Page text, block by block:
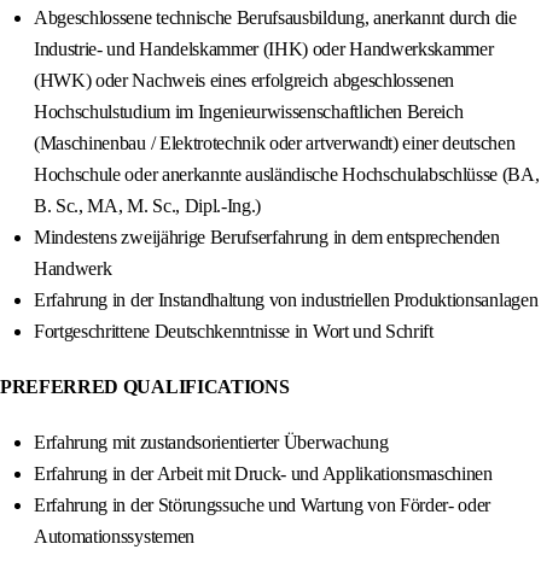
Abgeschlossene technische Berufsausbildung, anerkannt durch die
Industrie- und Handelskammer (IHK) oder Handwerkskammer
(HWK) oder Nachweis eines erfolgreich abgeschlossenen
Hochschulstudium im Ingenieurwissenschaftlichen Bereich
(Maschinenbau / Elektrotechnik oder artverwandt) einer deutschen
Hochschule oder anerkannte ausländische Hochschulabschlüsse (BA,
B. Sc., MA, M. Sc., Dipl.-Ing.)
Mindestens zweijährige Berufserfahrung in dem entsprechenden
Handwerk
Erfahrung in der Instandhaltung von industriellen Produktionsanlagen
Fortgeschrittene Deutschkenntnisse in Wort und Schrift
PREFERRED QUALIFICATIONS
Erfahrung mit zustandsorientierter Überwachung
Erfahrung in der Arbeit mit Druck- und Applikationsmaschinen
Erfahrung in der Störungssuche und Wartung von Förder- oder
Automationssystemen